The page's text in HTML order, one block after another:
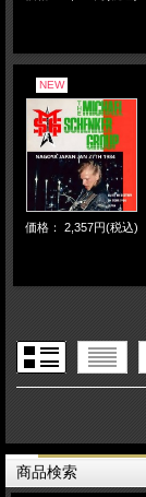
NEW
価格： 2,357円(税込)
商品検索